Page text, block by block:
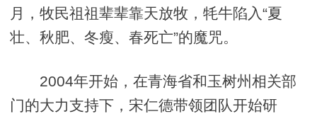
月，牧民祖祖辈辈靠天放牧，牦牛陷入“夏
壮、秋肥、冬瘦、春死亡”的魔咒。
2004年开始，在青海省和玉树州相关部
门的大力支持下，宋仁德带领团队开始研